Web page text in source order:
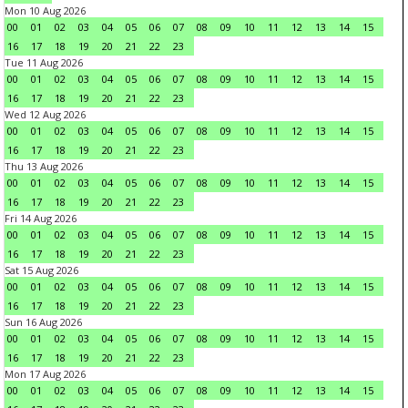
Mon 10 Aug 2026
00
01 02 03 04 05 06 07 08 09 10 11 12 13 14
15
16
17 18 19 20 21 22
23
Tue 11 Aug 2026
00
01 02 03 04 05 06 07 08 09 10 11 12 13 14
15
16
17 18 19 20 21 22
23
Wed 12 Aug 2026
00
01 02 03 04 05 06 07 08 09 10 11 12 13 14
15
16
17 18 19 20 21 22
23
Thu 13 Aug 2026
00
01 02 03 04 05 06 07 08 09 10 11 12 13 14
15
16
17 18 19 20 21 22
23
Fri 14 Aug 2026
00
01 02 03 04 05 06 07 08 09 10 11 12 13 14
15
16
17 18 19 20 21 22
23
Sat 15 Aug 2026
00
01 02 03 04 05 06 07 08 09 10 11 12 13 14
15
16
17 18 19 20 21 22
23
Sun 16 Aug 2026
00
01 02 03 04 05 06 07 08 09 10 11 12 13 14
15
16
17 18 19 20 21 22
23
Mon 17 Aug 2026
00
01 02 03 04 05 06 07 08 09 10 11 12 13 14
15